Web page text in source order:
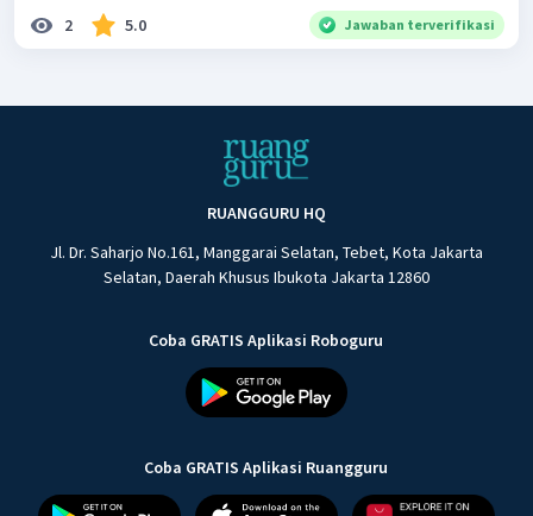
2 5.0 Jawaban terverifikasi
RUANGGURU HQ
Jl. Dr. Saharjo No.161, Manggarai Selatan, Tebet, Kota Jakarta
Selatan, Daerah Khusus Ibukota Jakarta 12860
Coba GRATIS Aplikasi Roboguru
Coba GRATIS Aplikasi Ruangguru